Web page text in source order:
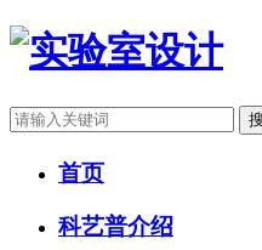
首页
科艺普介绍